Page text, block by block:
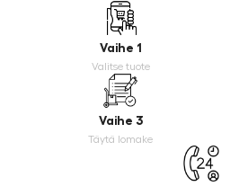
Vaihe 1
Valitse tuote
Vaihe 3
Täytä lomake